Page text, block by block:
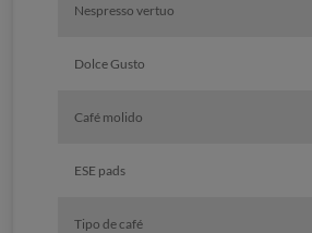
Nespresso vertuo
Dolce Gusto
Café molido
ESE pads
Tipo de café